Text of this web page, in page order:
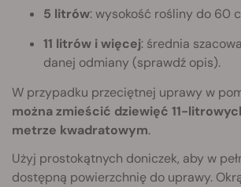
5 litrów: wysokość rośliny do 60
11 litrów i więcej: średnia
danej odmiany (sprawdź opis).
W przypadku przeciętnej uprawy w
można zmieścić dziewięć 11-
metrze kwadratowym.
Użyj prostokątnych doniczek, aby w
dostępną powierzchnię do uprawy.